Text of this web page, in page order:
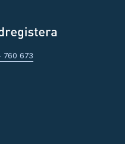
760 673